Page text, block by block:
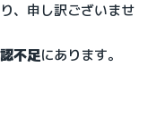
、申し訳ございませ
不足にあります。